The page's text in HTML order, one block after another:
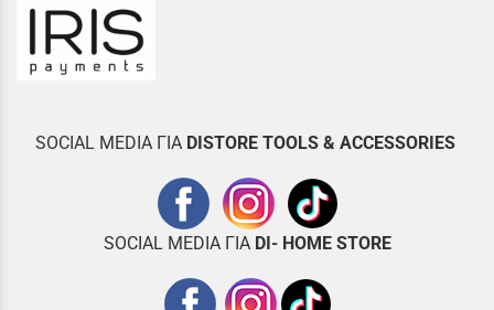
SOCIAL MEDIA ΓΙΑ DISTORE TOOLS & ACCESSORIES
SOCIAL MEDIA ΓΙΑ DI- HOME STORE